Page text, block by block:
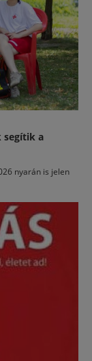
segítik a
nyarán is jelen